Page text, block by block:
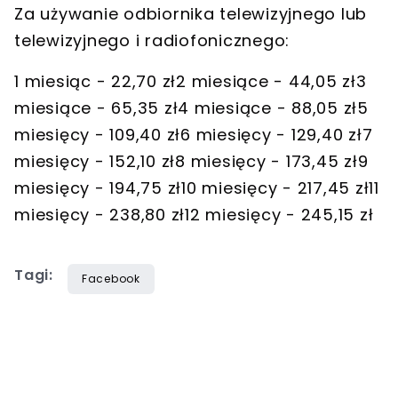
Za używanie odbiornika telewizyjnego lub
telewizyjnego i radiofonicznego:
1 miesiąc - 22,70 zł2 miesiące - 44,05 zł3
miesiące - 65,35 zł4 miesiące - 88,05 zł5
miesięcy - 109,40 zł6 miesięcy - 129,40 zł7
miesięcy - 152,10 zł8 miesięcy - 173,45 zł9
miesięcy - 194,75 zł10 miesięcy - 217,45 zł11
miesięcy - 238,80 zł12 miesięcy - 245,15 zł
Tagi: Facebook